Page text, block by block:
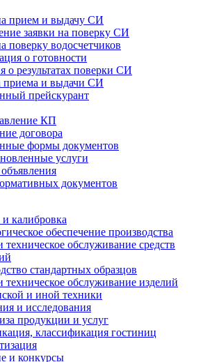
прием и выдачу СИ
заявки на поверку СИ
поверку водосчетчиков
о готовности
о результатах поверки СИ
приема и выдачи СИ
прейскурант
КП
договора
формы документов
услуги
документов
калибровка
обеспечение производства
техническое обслуживание средств
стандартных образцов
техническое обслуживание изделий
и иной техники
и исследования
продукции и услуг
классификация гостиниц
и конкурсы